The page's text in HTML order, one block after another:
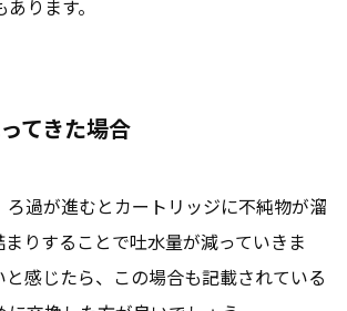
ります。
てきた場合
ろ過が進むとカートリッジに不純物が溜
まりすることで吐水量が減っていきま
と感じたら、この場合も記載されている